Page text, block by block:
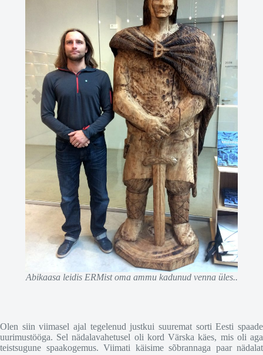
Abikaasa leidis ERMist oma ammu kadunud venna üles..
Olen siin viimasel ajal tegelenud justkui suuremat sorti Eesti spaade
uurimustööga. Sel nädalavahetusel oli kord Värska käes, mis oli aga
teistsugune spaakogemus. Viimati käisime sõbrannaga paar nädalat